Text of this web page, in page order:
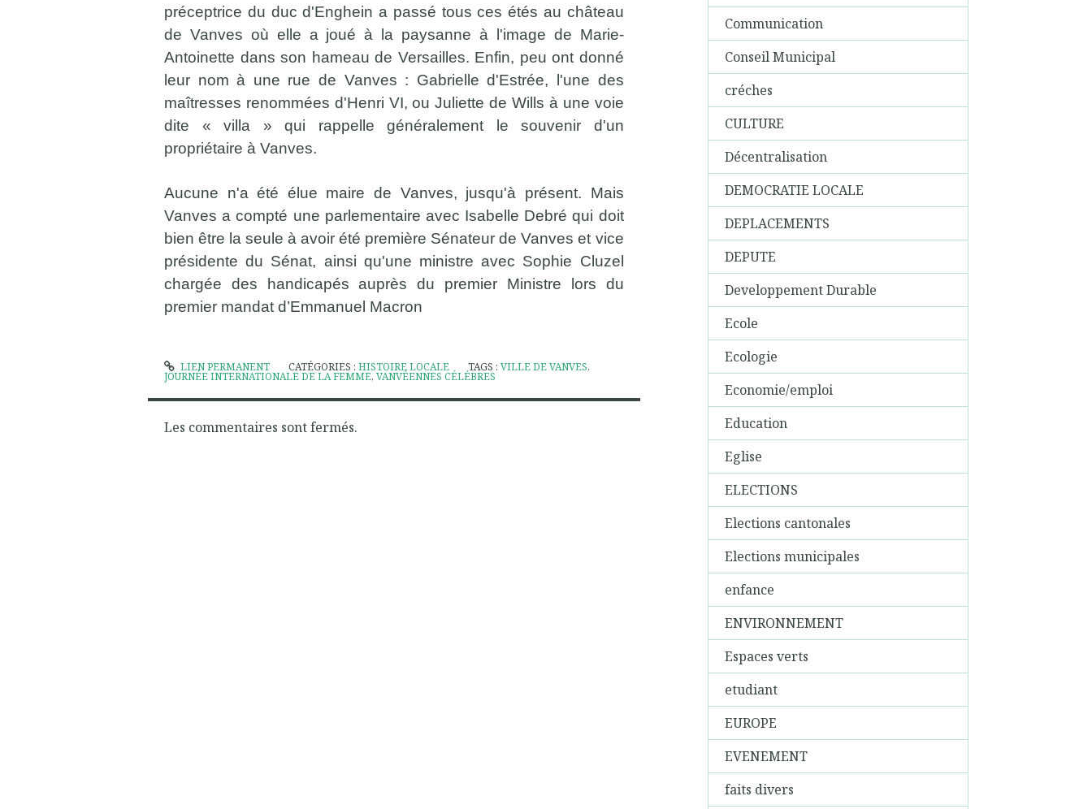
préceptrice du duc d'Enghein a passé tous ces étés au château
de Vanves où elle a joué à la paysanne à l'image de Marie-
Antoinette dans son hameau de Versailles. Enfin, peu ont donné
leur nom à une rue de Vanves : Gabrielle d'Estrée, l'une des
maîtresses renommées d'Henri VI, ou Juliette de Wills à une voie
dite « villa » qui rappelle généralement le souvenir d'un
propriétaire à Vanves.
Aucune n'a été élue maire de Vanves, jusqu'à présent. Mais
Vanves a compté une parlementaire avec Isabelle Debré qui doit
bien être la seule à avoir été première Sénateur de Vanves et vice
présidente du Sénat, ainsi qu'une ministre avec Sophie Cluzel
chargée des handicapés auprès du premier Ministre lors du
premier mandat d’Emmanuel Macron
LIEN PERMANENT CATÉGORIES :HISTOIRE LOCALE TAGS :VILLE DE VANVES,
JOURNÉE INTERNATIONALE DE LA FEMME, VANVÉENNES CÉLÉBRES
Les commentaires sont fermés.
Communication
Conseil Municipal
créches
CULTURE
Décentralisation
DEMOCRATIE LOCALE
DEPLACEMENTS
DEPUTE
Developpement Durable
Ecole
Ecologie
Economie/emploi
Education
Eglise
ELECTIONS
Elections cantonales
Elections municipales
enfance
ENVIRONNEMENT
Espaces verts
etudiant
EUROPE
EVENEMENT
faits divers